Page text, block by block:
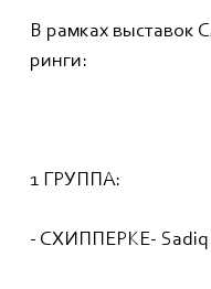
В рамках выставок
ринги:
1 ГРУППА:
- СХИППЕРКЕ- Sadiq